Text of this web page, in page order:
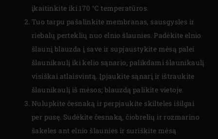
įkaitinkite iki 170 °C temperatūros.
Tuo tarpu pašalinkite membranas, sausgysles ir
riebalų perteklių nuo elnio šlaunies. Padėkite elnio
šlaunį blauzda į save ir supjaustykite mėsą palei
šlaunikaulį iki kelio sąnario, palikdami šlaunikaulį
visiškai atlaisvintą. Įpjaukite sąnarį ir ištraukite
šlaunikaulį iš mėsos; blauzdą palikite vietoje.
Nulupkite česnaką ir perpjaukite skilteles išilgai
per pusę. Sudėkite česnaką, čiobrelių ir rozmarino
šakeles ant elnio šlaunies ir suriškite mėsą